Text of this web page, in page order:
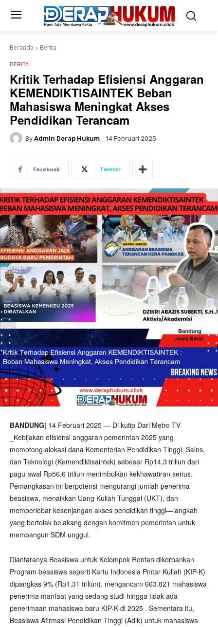
Beranda Berita
BERITA
Kritik Terhadap Efisiensi Anggaran
KEMENDIKTISAINTEK Beban
Mahasiswa Meningkat Akses
Pendidikan Terancam
By Admin Derap Hukum 14 Februari 2025
Facebook Twitter
BANDUNG| 14 Februari 2025 — Di kutip Dari Metro TV
_Kebijakan efisiensi anggaran pemerintah 2025 yang
memotong alokasi dana Kementerian Pendidikan Tinggi, Sains,
dan Teknologi (Kemendiktisaintek) sebesar Rp14,3 triliun dari
pagu awal Rp56,6 triliun menimbulkan kekhawatiran serius.
Pemangkasan ini berpotensi mengurangi jumlah penerima
beasiswa, menaikkan Uang Kuliah Tunggal (UKT), dan
memperlebar kesenjangan akses pendidikan tinggi—langkah
yang bertolak belakang dengan komitmen pemerintah untuk
membangun SDM unggul.
Diantaranya Beasiswa untuk Kelompok Rentan dikorbankan.
Program beasiswa seperti Kartu Indonesia Pintar Kuliah (KIP-K)
dipangkas 9% (Rp1,31 triliun), mengancam 663.821 mahasiswa
penerima manfaat yang sedang studi hingga tidak ada
penerimaan mahasiswa baru KIP-K di 2025 . Sementara itu,
Beasiswa Afirmasi Pendidikan Tinggi (Adik) untuk mahasiswa